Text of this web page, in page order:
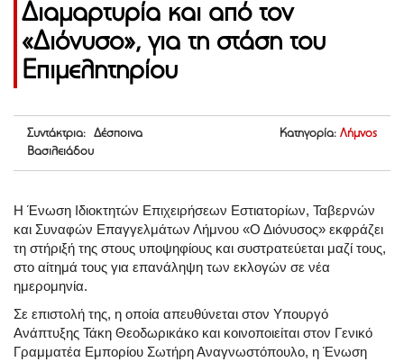
Διαμαρτυρία και από τον
«Διόνυσο», για τη στάση του
Επιμελητηρίου
Συντάκτρια: Δέσποινα
Βασιλειάδου
Κατηγορία: Λήμνος
Η Ένωση Ιδιοκτητών Επιχειρήσεων Εστιατορίων, Ταβερνών
και Συναφών Επαγγελμάτων Λήμνου «Ο Διόνυσος» εκφράζει
τη στήριξή της στους υποψηφίους και συστρατεύεται μαζί τους,
στο αίτημά τους για επανάληψη των εκλογών σε νέα
ημερομηνία.
Σε επιστολή της, η οποία απευθύνεται στον Υπουργό
Ανάπτυξης Τάκη Θεοδωρικάκο και κοινοποιείται στον Γενικό
Γραμματέα Εμπορίου Σωτήρη Αναγνωστόπουλο, η Ένωση